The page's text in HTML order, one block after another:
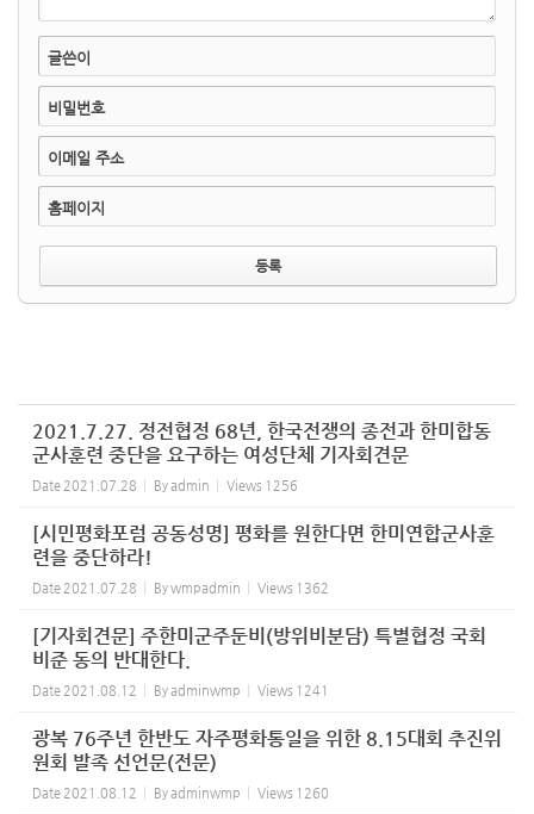
글쓴이
비밀번호
이메일 주소
홈페이지
2021.7.27. 정전협정 68년, 한국전쟁의 종전과 한미합동
군사훈련 중단을 요구하는 여성단체 기자회견문
Date 2021.07.28 Byadmin Views 1256
[시민평화포럼 공동성명] 평화를 원한다면 한미연합군사훈
련을 중단하라!
Date 2021.07.28 Bywmpadmin Views 1362
[기자회견문] 주한미군주둔비(방위비분담) 특별협정 국회
비준 동의 반대한다.
Date 2021.08.12 Byadminwmp Views 1241
광복 76주년 한반도 자주평화통일을 위한 8.15대회 추진위
원회 발족 선언문(전문)
Date 2021.08.12 Byadminwmp Views 1260